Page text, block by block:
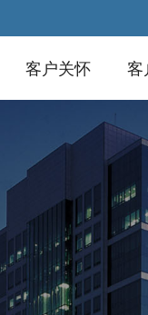
客户关怀 客